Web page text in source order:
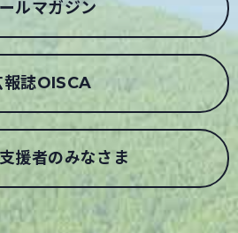
ルマガジン
報誌OISCA
援者のみなさま